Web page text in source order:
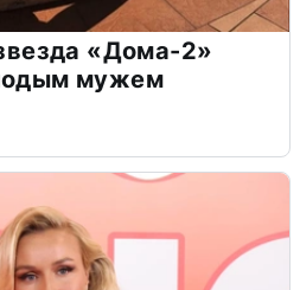
«Дома-2»
мужем